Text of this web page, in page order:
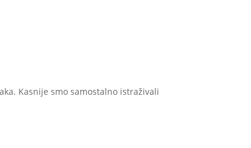
Kasnije smo samostalno istraživali